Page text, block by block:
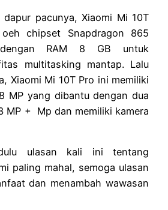
dapur pacunya, Xiaomi Mi 10T
chipset Snapdragon 865
RAM 8 GB untuk
multitasking mantap. Lalu
Xiaomi Mi 10T Pro ini memiliki
MP yang dibantu dengan dua
MP + Mp dan memiliki kamera
ulasan kali ini tentang
paling mahal, semoga ulasan
dan menambah wawasan